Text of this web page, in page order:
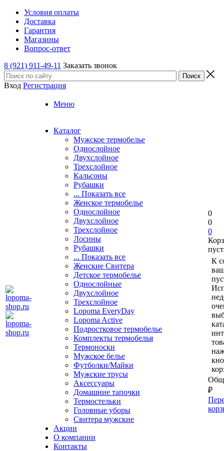
Условия оплаты
Доставка
Гарантия
Магазины
Вопрос-ответ
8 (921) 911-49-11 Заказать звонок
Вход Регистрация
Меню
Каталог
Мужское термобелье
Однослойное
Двуxслойное
Трехслойное
Кальсоны
Рубашки
... Показать все
Женское термобелье
Однослойное
Двуxслойное
Трехслойное
Лосины
Рубашки
... Показать все
Женские Свитера
Детское термобелье
Однослойные
Двуxслойное
Трехслойное
Lopoma EveryDay
Lopoma Active
Подростковое термобелье
Комплекты термобелья
Термоноски
Мужское белье
Футболки/Майки
Мужские трусы
Аксессуары
Домашние тапочки
Термостельки
Головные уборы
Свитера мужские
Акции
О компании
Контакты
0
0
0
К
₽